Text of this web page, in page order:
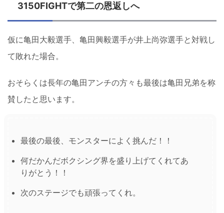
3150FIGHTで第二の恩返しへ
仮に亀田大毅選手、亀田興毅選手が井上尚弥選手と対戦し
て敗れた場合。
おそらくは長年の亀田アンチの方々も最後は亀田兄弟を称
賛したと思います。
最後の最後、モンスターによく挑んだ！！
何だかんだボクシング界を盛り上げてくれてあ
りがとう！！
次のステージでも頑張ってくれ。